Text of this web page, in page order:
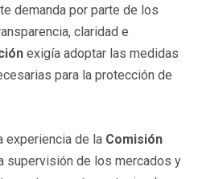
demanda por parte de los
claridad e
exigía adoptar las medidas
para la protección de
experiencia de la Comisión
supervisión de los mercados y